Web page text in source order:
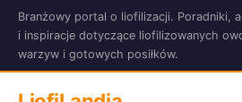
Branżowy portal o liofilizacji. Poradniki,
i inspiracje dotyczące liofilizowanych
warzyw i gotowych posiłków.